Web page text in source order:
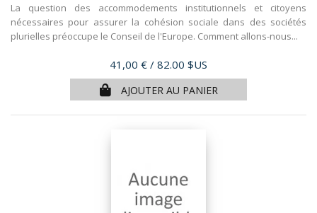
La question des accommodements institutionnels et citoyens
nécessaires pour assurer la cohésion sociale dans des sociétés
plurielles préoccupe le Conseil de l'Europe. Comment allons-nous...
Prix
41,00 € / 82.00 $US
AJOUTER AU PANIER